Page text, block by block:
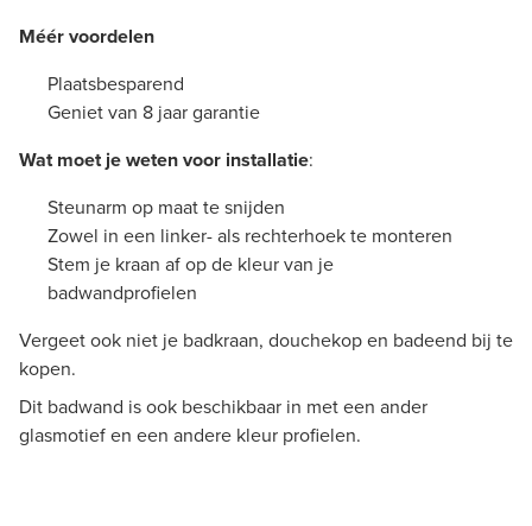
Méér voordelen
Plaatsbesparend
Geniet van 8 jaar garantie
Wat moet je weten voor installatie:
Steunarm op maat te snijden
Zowel in een linker- als rechterhoek te monteren
Stem je kraan af op de kleur van je
badwandprofielen
Vergeet ook niet je badkraan, douchekop en badeend bij te
kopen.
Dit badwand is ook beschikbaar in met een ander
glasmotief en een andere kleur profielen.